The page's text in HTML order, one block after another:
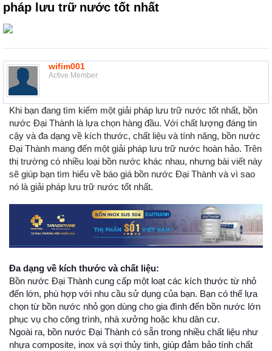
pháp lưu trữ nước tốt nhất
wifim001
Active Member
Khi bạn đang tìm kiếm một giải pháp lưu trữ nước tốt nhất, bồn
nước Đại Thành là lựa chọn hàng đầu. Với chất lượng đáng tin
cậy và đa dạng về kích thước, chất liệu và tính năng, bồn nước
Đại Thành mang đến một giải pháp lưu trữ nước hoàn hảo. Trên
thị trường có nhiều loại bồn nước khác nhau, nhưng bài viết này
sẽ giúp bạn tìm hiểu về báo giá bồn nước Đại Thành và vì sao
nó là giải pháp lưu trữ nước tốt nhất.
Đa dạng về kích thước và chất liệu:
Bồn nước Đại Thành cung cấp một loạt các kích thước từ nhỏ
đến lớn, phù hợp với nhu cầu sử dụng của bạn. Bạn có thể lựa
chọn từ bồn nước nhỏ gọn dùng cho gia đình đến bồn nước lớn
phục vụ cho công trình, nhà xưởng hoặc khu dân cư.
Ngoài ra, bồn nước Đại Thành có sẵn trong nhiều chất liệu như
nhựa composite, inox và sợi thủy tinh, giúp đảm bảo tính chất